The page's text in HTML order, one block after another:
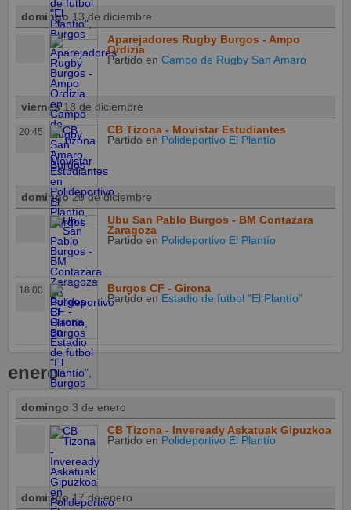
domingo 13 de diciembre
Aparejadores Rugby Burgos - Ampo
Ordizia
Partido en Campo de Rugby San Amaro
viernes18 de diciembre
20:45
CB Tizona - Movistar Estudiantes
Partido en Polideportivo El Plantío
domingo20 de diciembre
Ubu San Pablo Burgos - BM Contazara
Zaragoza
Partido en Polideportivo El Plantío
18:00
Burgos CF - Girona
Partido en Estadio de futbol "El Plantío"
enero
domingo 3 de enero
CB Tizona - Inveready Askatuak Gipuzkoa
Partido en Polideportivo El Plantío
domingo17 de enero